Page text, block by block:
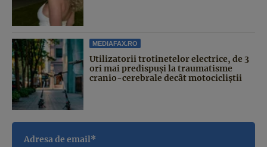
MEDIAFAX.RO
Utilizatorii trotinetelor electrice, de 3
ori mai predispuși la traumatisme
cranio-cerebrale decât motocicliștii
Adresa de email*